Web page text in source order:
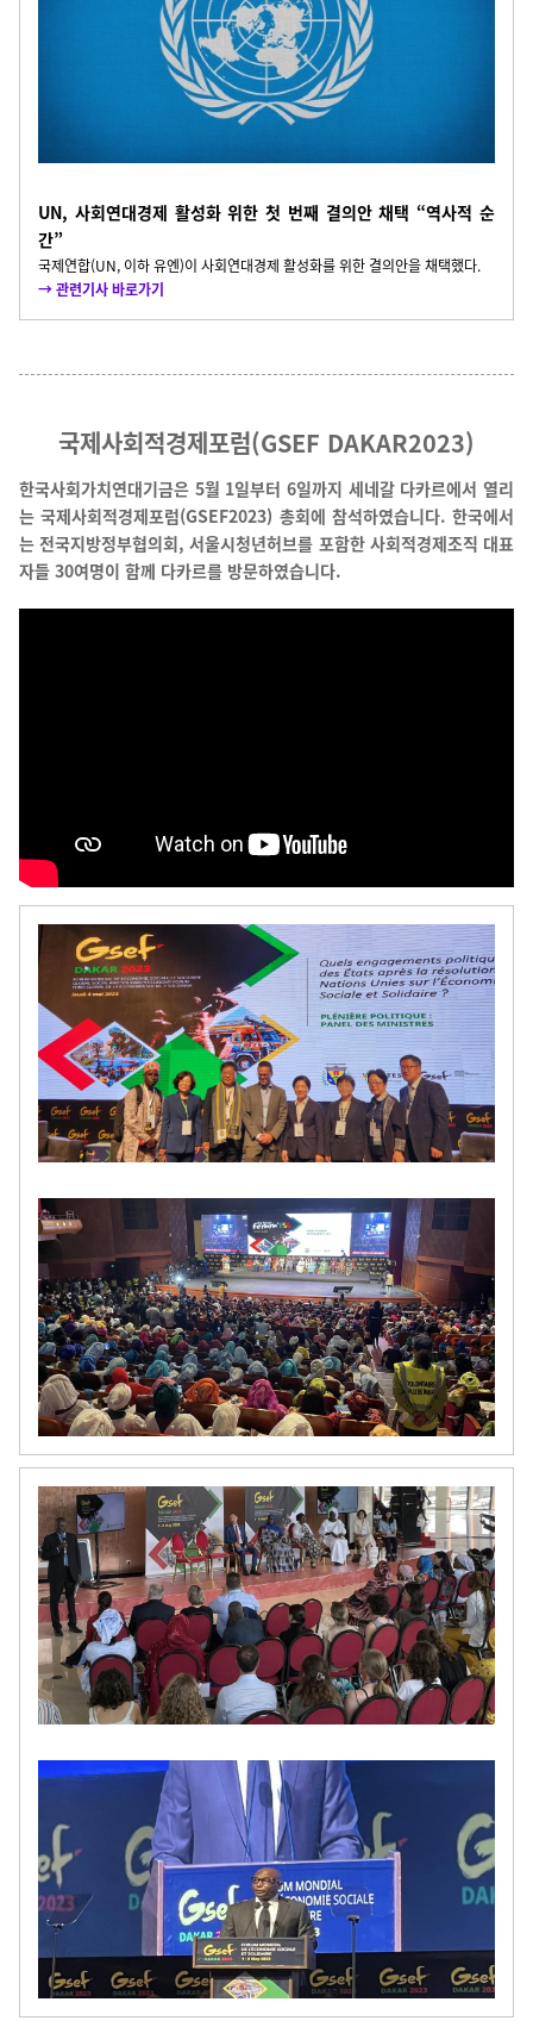
UN, 사회연대경제 활성화 위한 첫 번째 결의안 채택 “역사적 순
간”
국제연합(UN, 이하 유엔)이 사회연대경제 활성화를 위한 결의안을 채택했다.
→ 관련기사 바로가기
국제사회적경제포럼(GSEF DAKAR2023)
한국사회가치연대기금은 5월 1일부터 6일까지 세네갈 다카르에서 열리
는 국제사회적경제포럼(GSEF2023) 총회에 참석하였습니다. 한국에서
는 전국지방정부협의회, 서울시청년허브를 포함한 사회적경제조직 대표
자들 30여명이 함께 다카르를 방문하였습니다.